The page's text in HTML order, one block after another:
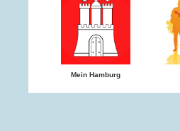
Mein Hamburg